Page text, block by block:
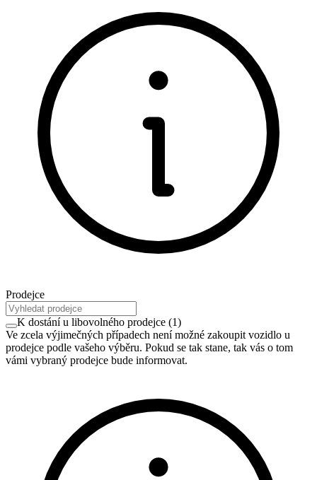
Prodejce
K dostání u libovolného prodejce (1)
Ve zcela výjimečných případech není možné zakoupit vozidlo u
prodejce podle vašeho výběru. Pokud se tak stane, tak vás o tom
vámi vybraný prodejce bude informovat.